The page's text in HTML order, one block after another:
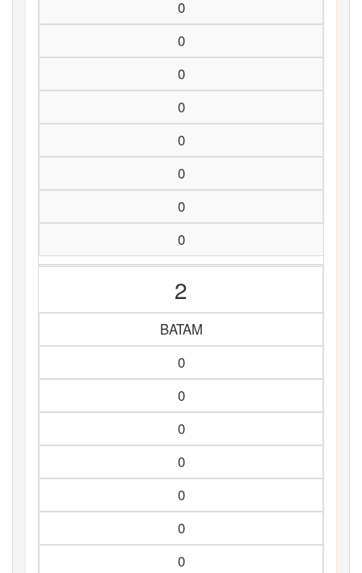
0
0
0
0
0
0
0
0
2
BATAM
0
0
0
0
0
0
0